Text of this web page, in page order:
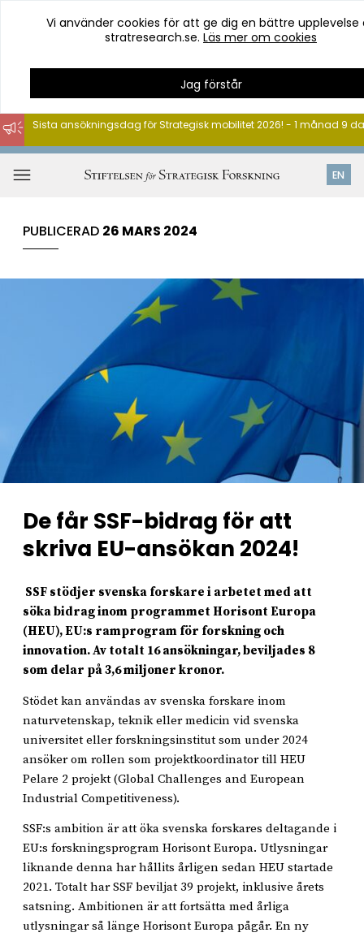
Hoppa
till
innehåll
Vi använder cookies för att ge dig en bättre upplevelse
stratresearch.se. Läs mer om cookies
Jag förstår
EN
Sista ansökningsdag för Strategisk mobilitet 2026! - 1 månad 9
PUBLICERAD 26 MARS 2024
De får SSF-bidrag för att
skriva EU-ansökan 2024!
SSF stödjer svenska forskare i arbetet med att
söka bidrag inom programmet Horisont Europa
(HEU), EU:s ramprogram för forskning och
innovation. Av totalt 16 ansökningar, beviljades 8
som delar på 3,6 miljoner kronor.
Stödet kan användas av svenska forskare inom
naturvetenskap, teknik eller medicin vid svenska
universitet eller forskningsinstitut som under 2024
ansöker om rollen som projektkoordinator till HEU
Pelare 2 projekt (Global Challenges and European
Industrial Competitiveness).
SSF:s ambition är att öka svenska forskares deltagande i
EU:s forskningsprogram Horisont Europa. Utlysningar
liknande denna har hållits årligen sedan HEU startade
2021. Totalt har SSF beviljat 39 projekt, inklusive årets
satsning. Ambitionen är att fortsätta med årliga
utlysningar så länge Horisont Europa pågår. En ny